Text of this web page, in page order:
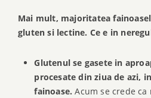
Mai mult, majoritatea
gluten si lectine. Ce e in
Glutenul se gasete in
procesate din ziua de azi,
fainoase. Acum se crede